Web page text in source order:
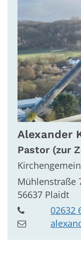
Alexander
Pastor (zur
Mühlenstraße
56637 Plaidt
02632